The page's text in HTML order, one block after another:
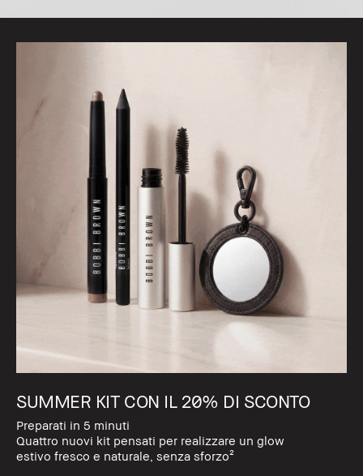
SUMMER KIT CON IL 20% DI SCONTO
Preparati in 5 minuti
Quattro nuovi kit pensati per realizzare un glow
estivo fresco e naturale, senza sforzo²